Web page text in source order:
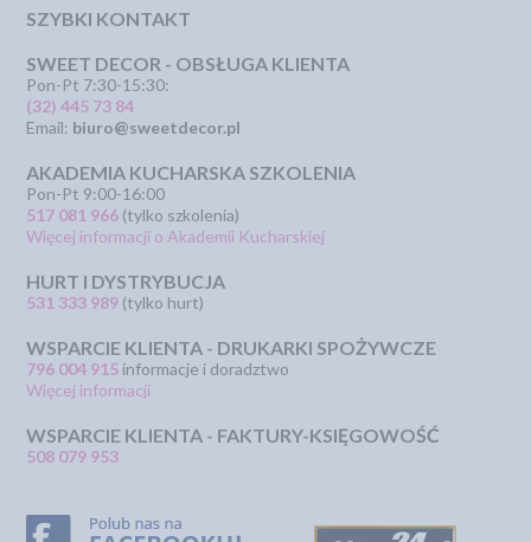
SZYBKI KONTAKT
SWEET DECOR - OBSŁUGA KLIENTA
Pon-Pt 7:30-15:30:
(32) 445 73 84
Email: biuro@sweetdecor.pl
AKADEMIA KUCHARSKA SZKOLENIA
Pon-Pt 9:00-16:00
517 081 966 (tylko szkolenia)
Więcej informacji o Akademii Kucharskiej
HURT I DYSTRYBUCJA
531 333 989 (tylko hurt)
WSPARCIE KLIENTA - DRUKARKI SPOŻYWCZE
796 004 915 informacje i doradztwo
Więcej informacji
WSPARCIE KLIENTA - FAKTURY-KSIĘGOWOŚĆ
508 079 953